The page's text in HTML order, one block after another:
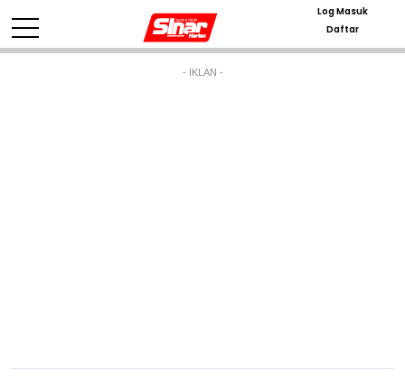
Log Masuk
Daftar
- IKLAN -